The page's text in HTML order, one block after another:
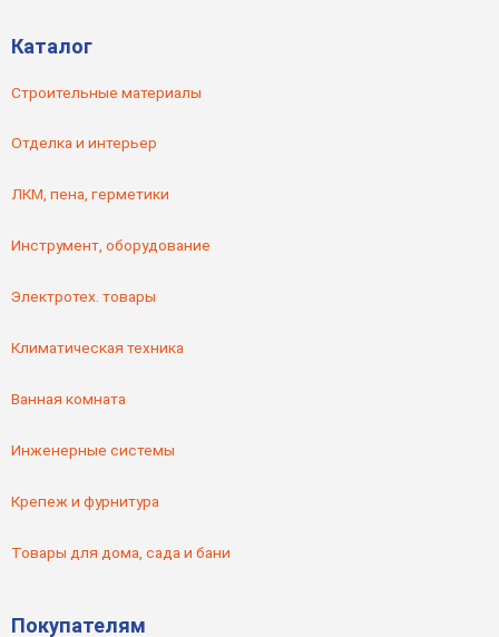
Каталог
Строительные материалы
Отделка и интерьер
ЛКМ, пена, герметики
Инструмент, оборудование
Электротех. товары
Климатическая техника
Ванная комната
Инженерные системы
Крепеж и фурнитура
Товары для дома, сада и бани
Покупателям